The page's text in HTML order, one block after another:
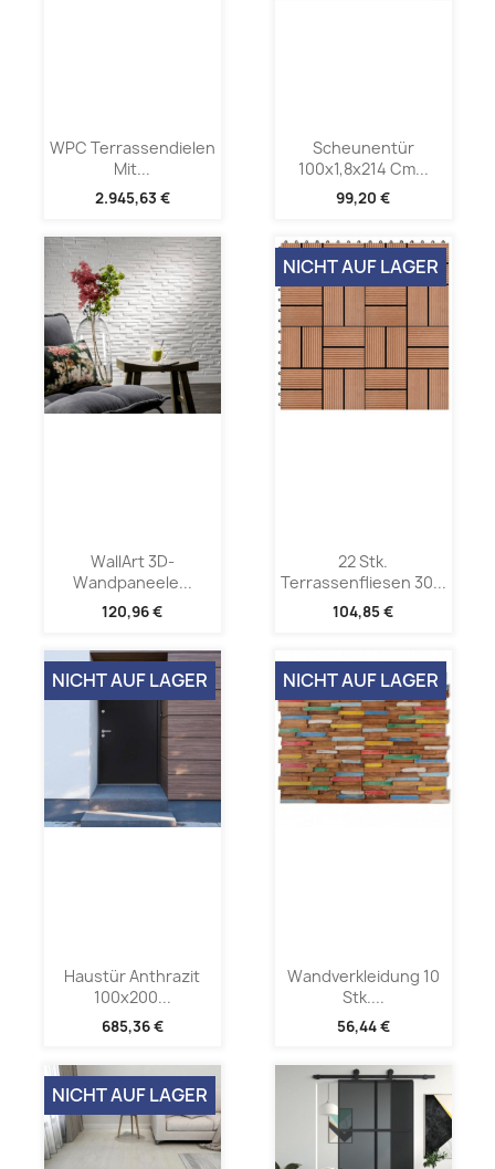
WPC Terrassendielen
Mit...
2.945,63 €
Scheunentür
100x1,8x214 Cm...
99,20 €
WallArt 3D-
Wandpaneele...
120,96 €
22 Stk.
Terrassenfliesen 30...
104,85 €
NICHT AUF LAGER
Haustür Anthrazit
100x200...
685,36 €
NICHT AUF LAGER
Wandverkleidung 10
Stk....
56,44 €
NICHT AUF LAGER
NICHT AUF LAGER